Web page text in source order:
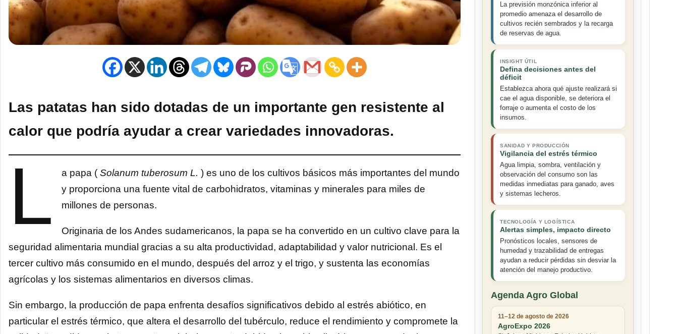
Las patatas han sido dotadas de un importante gen resistente al
calor que podría ayudar a crear variedades innovadoras.
L a papa ( Solanum tuberosum L. ) es uno de los cultivos básicos más importantes del mundo
y proporciona una fuente vital de carbohidratos, vitaminas y minerales para miles de
millones de personas.
Originaria de los Andes sudamericanos, la papa se ha convertido en un cultivo clave para la
seguridad alimentaria mundial gracias a su alta productividad, adaptabilidad y valor nutricional. Es el
tercer cultivo más consumido en el mundo, después del arroz y el trigo, y sustenta las economías
agrícolas y los sistemas alimentarios en diversos climas.
Sin embargo, la producción de papa enfrenta desafíos significativos debido al estrés abiótico, en
particular el estrés térmico, que altera el desarrollo del tubérculo, reduce el rendimiento y compromete la
La previsión monzónica inferior al
promedio amenaza el desarrollo de
cultivos recién sembrados y la recarga
de reservas de agua.
INSIGHT ÚTIL
Defina decisiones antes del
déficit
Establezca ahora qué ajuste realizará si
cae el agua disponible, se deteriora el
forraje o aumenta el costo de los
insumos.
SANIDAD Y PRODUCCIÓN
Vigilancia del estrés térmico
Agua limpia, sombra, ventilación y
observación del consumo son las
medidas inmediatas para ganado, aves
y sistemas lecheros.
TECNOLOGÍA Y LOGÍSTICA
Alertas simples, impacto directo
Pronósticos locales, sensores de
humedad y trazabilidad de entregas
ayudan a reducir pérdidas sin desviar la
atención del manejo productivo.
Agenda Agro Global
11–12 de agosto de 2026
AgroExpo 2026